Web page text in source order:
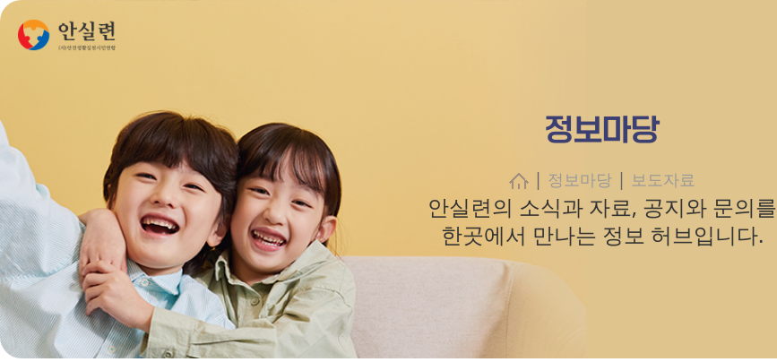
정보마당
| 정보마당 | 보도자료
안실련의 소식과 자료, 공지와 문의를
한곳에서 만나는 정보 허브입니다.